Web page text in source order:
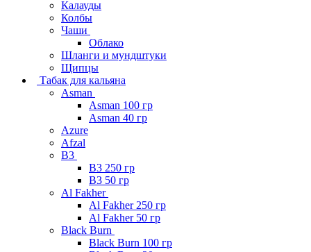
Калауды
Колбы
Чаши
Облако
Шланги и мундштуки
Щипцы
Табак для кальяна
Asman
Asman 100 гр
Asman 40 гр
Azure
Afzal
B3
B3 250 гр
B3 50 гр
Al Fakher
Al Fakher 250 гр
Al Fakher 50 гр
Black Burn
Black Burn 100 гр